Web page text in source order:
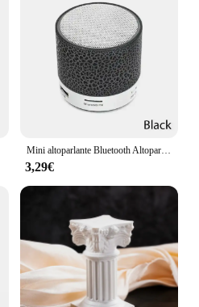
Mini altoparlante Bluetooth Altoparlante wireless LED colorato Scheda TF Subwoofer USB Colonna sonora musicale MP3 portatile per telefono PC
3,29€